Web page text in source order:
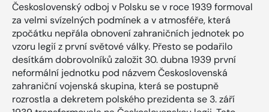
Československý odboj v Polsku se v roce 1939 formoval
za velmi svízelných podmínek a v atmosféře, která
zpočátku nepřála obnovení zahraničních jednotek po
vzoru legií z první světové války. Přesto se podařilo
desítkám dobrovolníků založit 30. dubna 1939 první
neformální jednotku pod názvem Československá
zahraniční vojenská skupina, která se postupně
rozrostla a dekretem polského prezidenta se 3. září